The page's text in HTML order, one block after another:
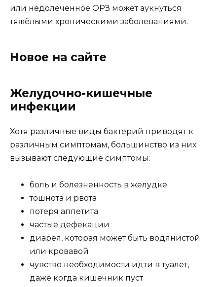
или недолеченное ОРЗ может аукнуться
тяжёлыми хроническими заболеваниями.
Новое на сайте
Желудочно-кишечные
инфекции
Хотя различные виды бактерий приводят к
различным симптомам, большинство из них
вызывают следующие симптомы:
боль и болезненность в желудке
тошнота и рвота
потеря аппетита
частые дефекации
диарея, которая может быть водянистой
или кровавой
чувство необходимости идти в туалет,
даже когда кишечник пуст